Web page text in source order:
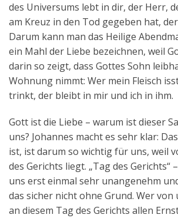
des Universums lebt in dir, der Herr,
am Kreuz in den Tod gegeben hat,
Darum kann man das Heilige
ein Mahl der Liebe bezeichnen, weil
darin so zeigt, dass Gottes Sohn
Wohnung nimmt: Wer mein Fleisch
trinkt, der bleibt in mir und ich in ihm.
Gott ist die Liebe – warum ist dieser
uns? Johannes macht es sehr klar:
ist, ist darum so wichtig für uns, weil
des Gerichts liegt. „Tag des Gerichts“
uns erst einmal sehr unangenehm
das sicher nicht ohne Grund. Wer
an diesem Tag des Gerichts allen